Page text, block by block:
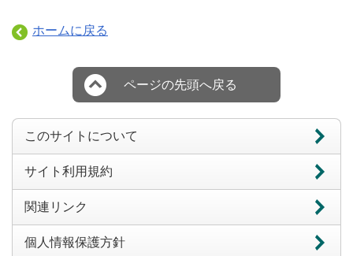
ホームに戻る
ページの先頭へ戻る
このサイトについて
サイト利用規約
関連リンク
個人情報保護方針